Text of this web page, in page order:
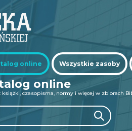
online Wszystkie zasoby
online
książki, czasopisma, normy i więcej w zbiorach
Search